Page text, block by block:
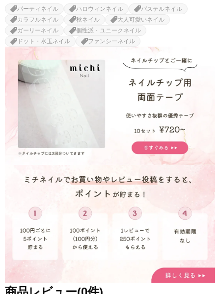
パーティネイル ハロウィンネイル
パステルネイル
カラフルネイル
秋ネイル
大人可愛いネイル
ガーリーネイル
個性派・ユニークネイル
ドット・水玉ネイル
ファンシーネイル